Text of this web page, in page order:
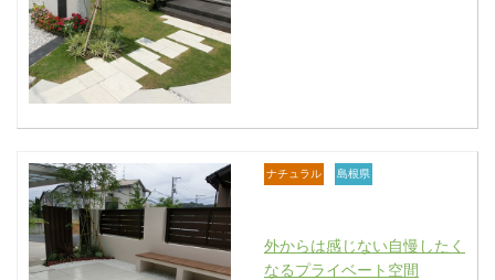
ナチュラル 島根県
外からは感じない自慢したく
なるプライベート空間